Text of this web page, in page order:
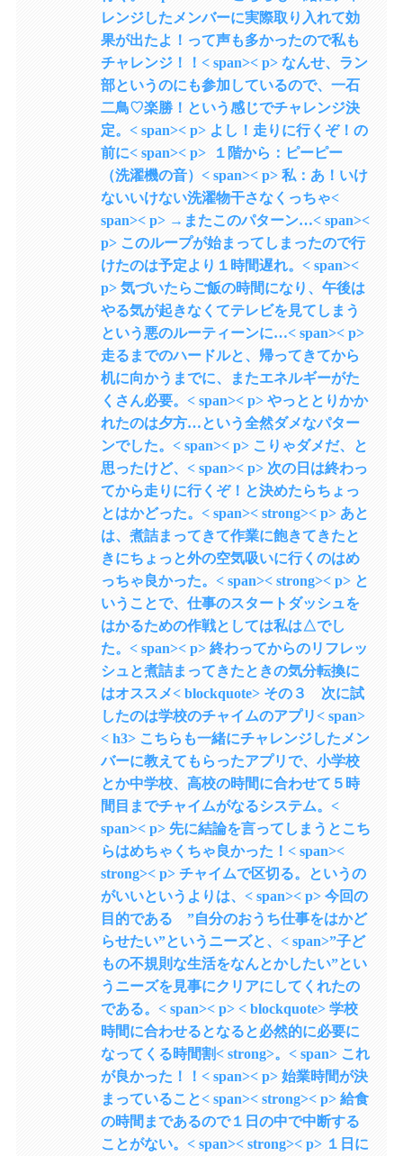
レンジしたメンバーに実際取り入れて効
果が出たよ！って声も多かったので私も
チャレンジ！！< span>< p> なんせ、ラン
部というのにも参加しているので、一石
二鳥♡楽勝！という感じでチャレンジ決
定。< span>< p> よし！走りに行くぞ！の
前に< span>< p> １階から：ピーピー
（洗濯機の音）< span>< p> 私：あ！いけ
ないいけない洗濯物干さなくっちゃ<
span>< p> →またこのパターン…< span><
p> このループが始まってしまったので行
けたのは予定より１時間遅れ。< span><
p> 気づいたらご飯の時間になり、午後は
やる気が起きなくてテレビを見てしまう
という悪のルーティーンに…< span>< p>
走るまでのハードルと、帰ってきてから
机に向かうまでに、またエネルギーがた
くさん必要。< span>< p> やっととりかか
れたのは夕方…という全然ダメなパター
ンでした。< span>< p> こりゃダメだ、と
思ったけど、< span>< p> 次の日は終わっ
てから走りに行くぞ！と決めたらちょっ
とはかどった。< span>< strong>< p> あと
は、煮詰まってきて作業に飽きてきたと
きにちょっと外の空気吸いに行くのはめ
っちゃ良かった。< span>< strong>< p> と
いうことで、仕事のスタートダッシュを
はかるための作戦としては私は△でし
た。< span>< p> 終わってからのリフレッ
シュと煮詰まってきたときの気分転換に
はオススメ< blockquote> その３ 次に試
したのは学校のチャイムのアプリ< span>
< h3> こちらも一緒にチャレンジしたメン
バーに教えてもらったアプリで、小学校
とか中学校、高校の時間に合わせて５時
間目までチャイムがなるシステム。<
span>< p> 先に結論を言ってしまうとこち
らはめちゃくちゃ良かった！< span><
strong>< p> チャイムで区切る。というの
がいいというよりは、< span>< p> 今回の
目的である ”自分のおうち仕事をはかど
らせたい”というニーズと、< span>”子ど
もの不規則な生活をなんとかしたい”とい
うニーズを見事にクリアにしてくれたの
である。< span>< p> < blockquote> 学校
時間に合わせるとなると必然的に必要に
なってくる時間割< strong>。< span> これ
が良かった！！< span>< p> 始業時間が決
まっていること< span>< strong>< p> 給食
の時間まであるので１日の中で中断する
ことがない。< span>< strong>< p> １日に